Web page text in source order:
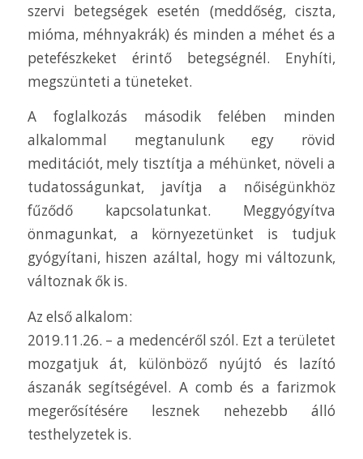
szervi betegségek esetén (meddőség, ciszta,
mióma, méhnyakrák) és minden a méhet és a
petefészkeket érintő betegségnél. Enyhíti,
megszünteti a tüneteket.
A foglalkozás második felében minden
alkalommal megtanulunk egy rövid
meditációt, mely tisztítja a méhünket, növeli a
tudatosságunkat, javítja a nőiségünkhöz
fűződő kapcsolatunkat. Meggyógyítva
önmagunkat, a környezetünket is tudjuk
gyógyítani, hiszen azáltal, hogy mi változunk,
változnak ők is.
Az első alkalom:
2019.11.26. – a medencéről szól. Ezt a területet
mozgatjuk át, különböző nyújtó és lazító
ászanák segítségével. A comb és a farizmok
megerősítésére lesznek nehezebb álló
testhelyzetek is.